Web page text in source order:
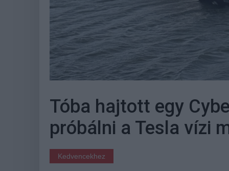
Tóba hajtott egy
próbálni a Tesla vízi
Kedvencekhez